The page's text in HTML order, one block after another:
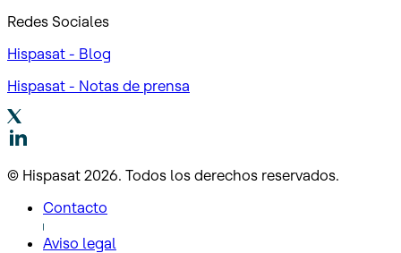
Redes Sociales
Hispasat - Blog
Hispasat - Notas de prensa
© Hispasat 2026. Todos los derechos reservados.
Contacto
Aviso legal